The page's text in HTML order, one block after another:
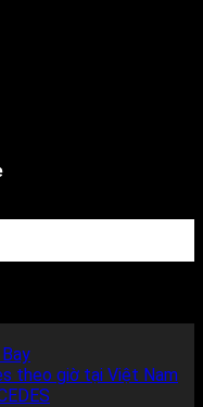
theo giờ tại Việt Nam